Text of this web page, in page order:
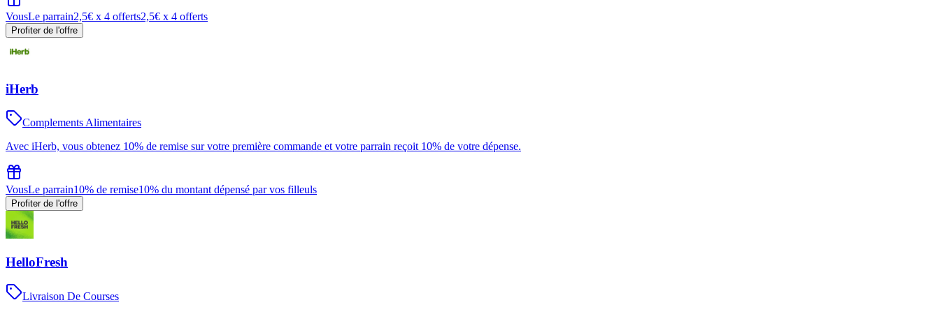
VousLe parrain2,5€ x 4 offerts2,5€ x 4 offerts
Profiter de l'offre
iHerb
Complements Alimentaires
Avec iHerb, vous obtenez 10% de remise sur votre première commande et votre parrain reçoit 10% de votre dépense.
VousLe parrain10% de remise10% du montant dépensé par vos filleuls
Profiter de l'offre
HelloFresh
Livraison De Courses